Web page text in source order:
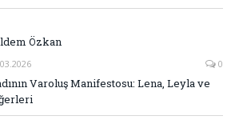
Özkan
0
Varoluş Manifestosu: Lena, Leyla ve